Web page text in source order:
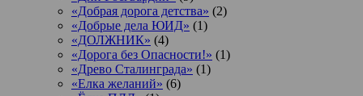
«Добрая дорога детства» (2)
«Добрые дела ЮИД» (1)
«ДОЛЖНИК» (4)
«Дорога без Опасности!» (1)
«Древо Сталинграда» (1)
«Елка желаний» (6)